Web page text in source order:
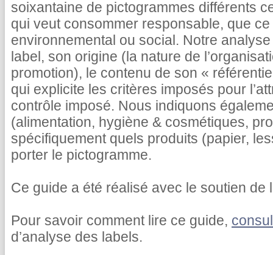
soixantaine de pictogrammes différents
qui veut consommer responsable, que ce
environnemental ou social. Notre
label, son origine (la nature de
promotion), le contenu de son «
qui explicite les critères imposés pour
contrôle imposé. Nous indiquons
(alimentation, hygiène & cosmétiques,
spécifiquement quels produits (papier,
porter le pictogramme.
Ce guide a été réalisé avec le soutien de
Pour savoir comment lire ce guide,
d’analyse des labels.